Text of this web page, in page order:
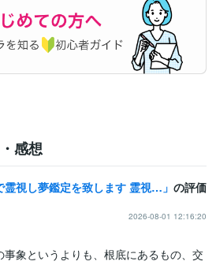
感想
自然の持つエネルギーで霊視し夢鑑定を致します 霊視鑑定の中で1番夢占いが得意です の評価
2026-08-01 12:16:20
象というよりも、根底にあるもの、交